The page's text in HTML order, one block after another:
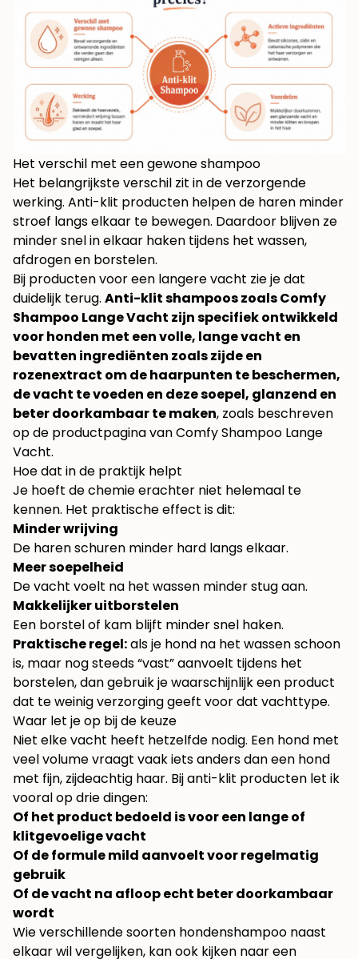
Het verschil met een gewone shampoo
Het belangrijkste verschil zit in de verzorgende
werking. Anti-klit producten helpen de haren minder
stroef langs elkaar te bewegen. Daardoor blijven ze
minder snel in elkaar haken tijdens het wassen,
afdrogen en borstelen.
Bij producten voor een langere vacht zie je dat
duidelijk terug. Anti-klit shampoos zoals Comfy
Shampoo Lange Vacht zijn specifiek ontwikkeld
voor honden met een volle, lange vacht en
bevatten ingrediënten zoals zijde en
rozenextract om de haarpunten te beschermen,
de vacht te voeden en deze soepel, glanzend en
beter doorkambaar te maken, zoals beschreven
op de productpagina vanComfy Shampoo Lange
Vacht.
Hoe dat in de praktijk helpt
Je hoeft de chemie erachter niet helemaal te
kennen. Het praktische effect is dit:
Minder wrijving
De haren schuren minder hard langs elkaar.
Meer soepelheid
De vacht voelt na het wassen minder stug aan.
Makkelijker uitborstelen
Een borstel of kam blijft minder snel haken.
Praktische regel:als je hond na het wassen schoon
is, maar nog steeds “vast” aanvoelt tijdens het
borstelen, dan gebruik je waarschijnlijk een product
dat te weinig verzorging geeft voor dat vachttype.
Waar let je op bij de keuze
Niet elke vacht heeft hetzelfde nodig. Een hond met
veel volume vraagt vaak iets anders dan een hond
met fijn, zijdeachtig haar. Bij anti-klit producten let ik
vooral op drie dingen:
Of het product bedoeld is voor een lange of
klitgevoelige vacht
Of de formule mild aanvoelt voor regelmatig
gebruik
Of de vacht na afloop echt beter doorkambaar
wordt
Wie verschillende soorten hondenshampoo naast
elkaar wil vergelijken, kan ook kijken naar een